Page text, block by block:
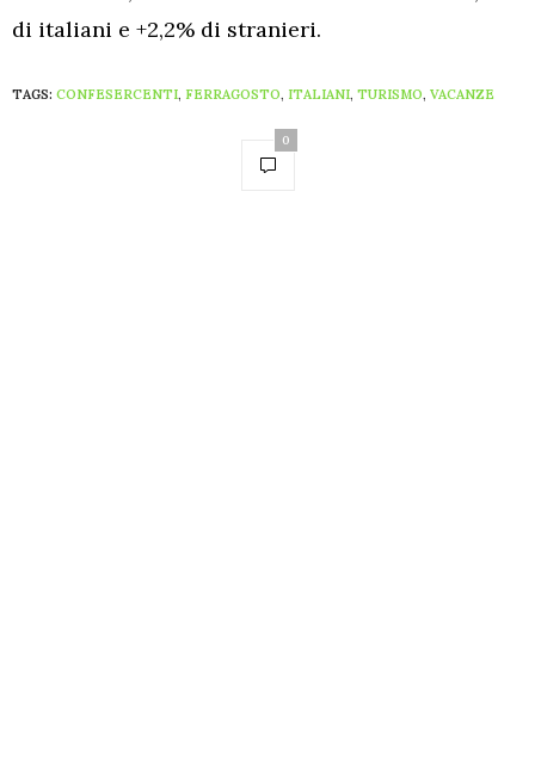
di italiani e +2,2% di stranieri.
TAGS: CONFESERCENTI, FERRAGOSTO, ITALIANI, TURISMO, VACANZE
0